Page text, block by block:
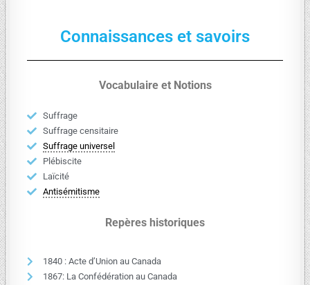
Connaissances et savoirs
Vocabulaire et Notions
Suffrage
Suffrage censitaire
Suffrage universel
Plébiscite
Laïcité
Antisémitisme
Repères historiques
1840 : Acte d’Union au Canada
1867: La Confédération au Canada